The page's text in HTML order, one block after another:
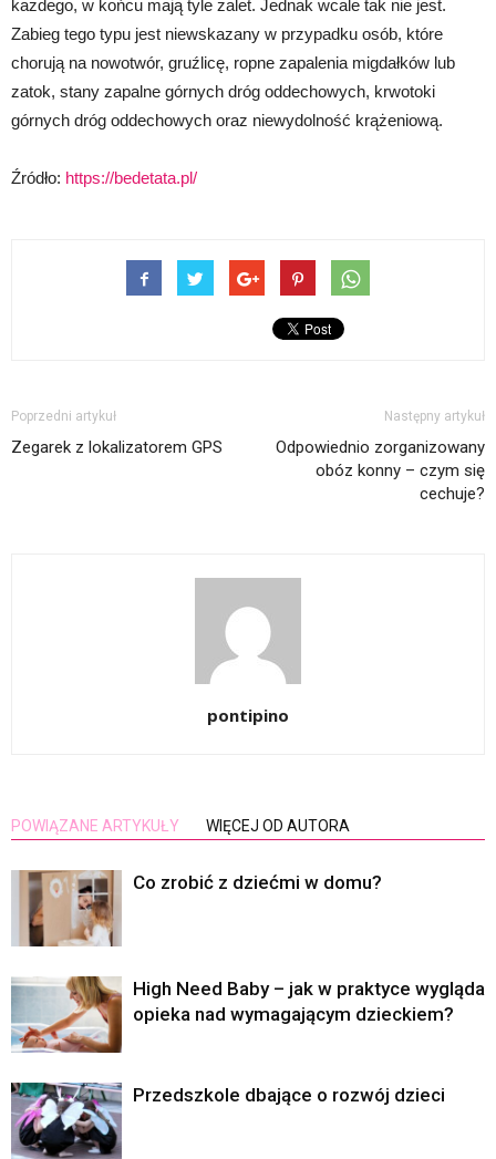
każdego, w końcu mają tyle zalet. Jednak wcale tak nie jest.
Zabieg tego typu jest niewskazany w przypadku osób, które
chorują na nowotwór, gruźlicę, ropne zapalenia migdałków lub
zatok, stany zapalne górnych dróg oddechowych, krwotoki
górnych dróg oddechowych oraz niewydolność krążeniową.
Źródło: https://bedetata.pl/
Poprzedni artykuł
Zegarek z lokalizatorem GPS
Następny artykuł
Odpowiednio zorganizowany
obóz konny – czym się
cechuje?
pontipino
POWIĄZANE ARTYKUŁY WIĘCEJ OD AUTORA
Co zrobić z dziećmi w domu?
High Need Baby – jak w praktyce wygląda
opieka nad wymagającym dzieckiem?
Przedszkole dbające o rozwój dzieci